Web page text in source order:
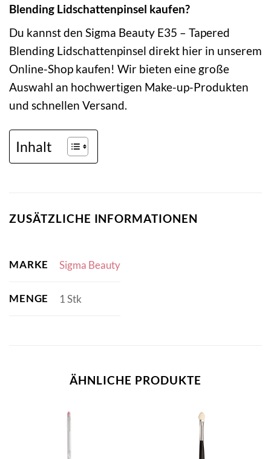
Blending Lidschattenpinsel kaufen?
Du kannst den Sigma Beauty E35 – Tapered
Blending Lidschattenpinsel direkt hier in unserem
Online-Shop kaufen! Wir bieten eine große
Auswahl an hochwertigen Make-up-Produkten
und schnellen Versand.
Inhalt
ZUSÄTZLICHE INFORMATIONEN
MARKE Sigma Beauty
MENGE 1 Stk
ÄHNLICHE PRODUKTE